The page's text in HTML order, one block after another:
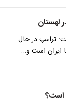
لهستان
ترامپ در حال
ایران است و…
است؟